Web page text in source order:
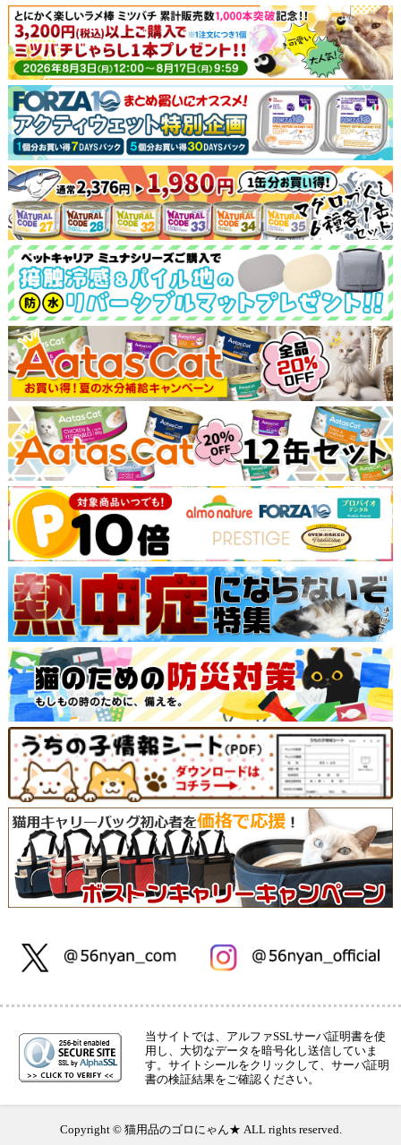
当サイトでは、アルファSSLサーバ証明書を使
用し、大切なデータを暗号化し送信していま
す。サイトシールをクリックして、サーバ証明
書の検証結果をご確認ください。
Copyright © 猫用品のゴロにゃん★ ALL rights reserved.